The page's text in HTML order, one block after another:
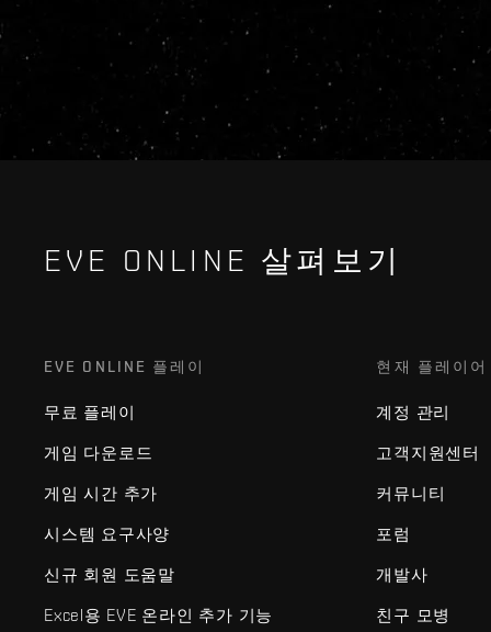
EVE ONLINE 살펴보기
EVE ONLINE 플레이
무료 플레이
게임 다운로드
게임 시간 추가
시스템 요구사양
신규 회원 도움말
Excel용 EVE 온라인 추가 기능
현재 플레이어
계정 관리
고객지원센터
커뮤니티
포럼
개발사
친구 모병